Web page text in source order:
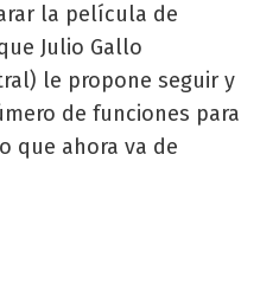
la película de
Julio Gallo
le propone seguir y
de funciones para
que ahora va de